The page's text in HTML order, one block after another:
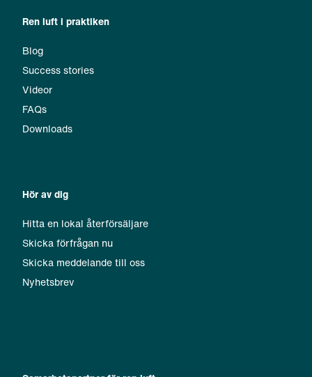
Ren luft i praktiken
Blog
Success stories
Videor
FAQs
Downloads
Hör av dig
Hitta en lokal återförsäljare
Skicka förfrågan nu
Skicka meddelande till oss
Nyhetsbrev